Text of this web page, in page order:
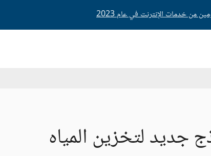
من خدمات الإنترنت في عام 2023
جديد لتخزين المياه